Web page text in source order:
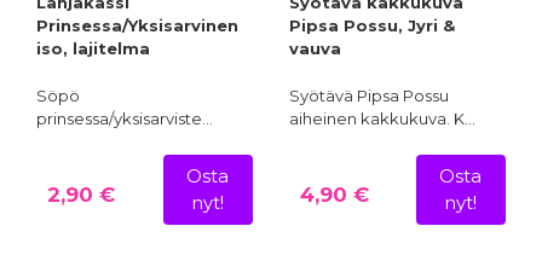
Prinsessa/Yksisarvinen
iso, lajitelma
Söpö
prinsessa/yksisarviste…
2,90 €
Osta
nyt!
Pipsa Possu, Jyri &
vauva
Syötävä Pipsa Possu
aiheinen kakkukuva. K…
4,90 €
Osta
nyt!